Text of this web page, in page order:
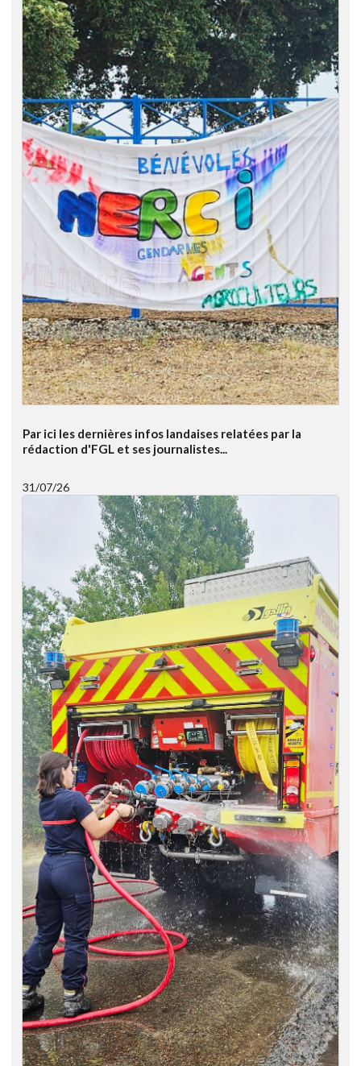
Par ici les dernières infos landaises relatées par la
rédaction d'FGL et ses journalistes...
31/07/26